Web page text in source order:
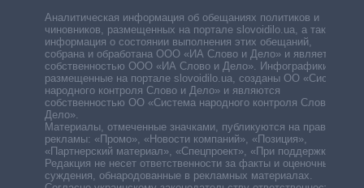
Аналитическая информация об обещаниях политиков и
чиновников, размещенных на портале slovoidilo.ua, а также
информация о состоянии выполнения этих обещаний,
собрана и обработана ООО «ИА Слово и Дело» и является
собственностью ООО «ИА Слово и Дело». Инфографики,
размещенные на портале slovoidilo.ua, созданы ОО «Система
народного контроля Слово и Дело» и являются
собственностью ОО «Система народного контроля Слово и
Дело».
Материалы, отмеченные значками, публикуются на правах
рекламы: «Промо», «Новости компаний», «Позиция»,
«Партнерский материал», «Спецпроект», «При поддержке».
Редакция не несет ответственности за факты и оценочные
суждения, обнародованные в рекламных материалах.